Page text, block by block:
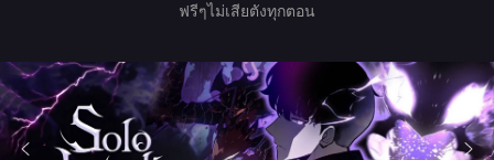
ฟรีๆไม่เสียตังทุกตอน